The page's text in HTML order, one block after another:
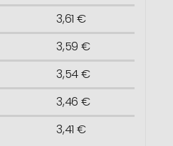
3,61 €
3,59 €
3,54 €
3,46 €
3,41 €